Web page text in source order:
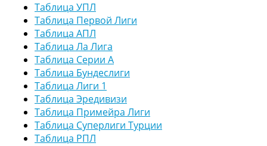
Таблица УПЛ
Таблица Первой Лиги
Таблица АПЛ
Таблица Ла Лига
Таблица Серии А
Таблица Бундеслиги
Таблица Лиги 1
Таблица Эредивизи
Таблица Примейра Лиги
Таблица Суперлиги Турции
Таблица РПЛ